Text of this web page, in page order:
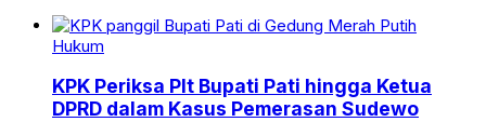
Hukum
KPK Periksa Plt Bupati Pati hingga Ketua
DPRD dalam Kasus Pemerasan Sudewo